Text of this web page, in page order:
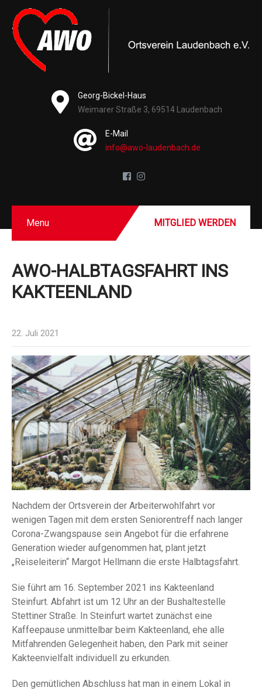
Georg-Bickel-Haus
Weimarer Straße 3, 69514 Laudenbach
E-Mail
info@awo-laudenbach.de
Menu MITGLIED WERDEN
AWO-HALBTAGSFAHRT INS
KAKTEENLAND
22. Juli 2021
Nachdem der Ortsverein der Arbeiterwohlfahrt vor
wenigen Tagen mit dem ersten Seniorentreff nach langer
Corona-Zwangspause sein Angebot für die erfahrene
Generation wieder aufgenommen hat, plant jetzt
„Reiseleiterin“ Margot Hellmann die erste Halbtagsfahrt.
Sie führt am 16. September 2021 ins Kakteenland
Steinfurt. Abfahrt ist um 12 Uhr an der Bushaltestelle
Stettiner Straße. In Steinfurt wartet zunächst eine
Kaffeepause unmittelbar beim Kakteenland, ehe alle
Mitfahrenden Gelegenheit haben, den Park mit seiner
Kakteenvielfalt individuell zu erkunden.
Den gemütlichen Abschluss hat man in einem Lokal in